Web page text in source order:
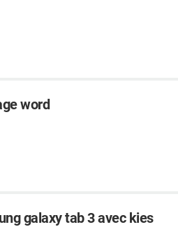
word
galaxy tab 3 avec kies